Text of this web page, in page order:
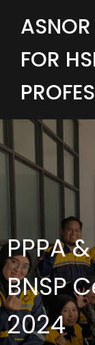
FOR
PPPA
BNSP
2024